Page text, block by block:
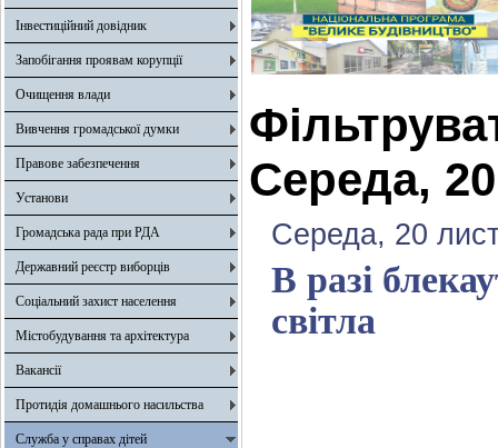
Інвестиційний довідник
Запобігання проявам корупції
Очищення влади
Вивчення громадської думки
Правове забезпечення
Установи
Громадська рада при РДА
Державний реєстр виборців
Соціальний захист населення
Містобудування та архітектура
Вакансії
Протидія домашнього насильства
Служба у справах дітей
Середа,
Середа, 20
В разі
світла